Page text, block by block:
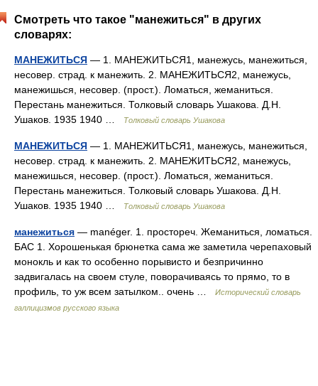
Смотреть что такое "манежиться" в других
словарях:
МАНЕЖИТЬСЯ — 1. МАНЕЖИТЬСЯ1, манежусь, манежиться,
несовер. страд. к манежить. 2. МАНЕЖИТЬСЯ2, манежусь,
манежишься, несовер. (прост.). Ломаться, жеманиться.
Перестань манежиться. Толковый словарь Ушакова. Д.Н.
Ушаков. 1935 1940 …
Толковый словарь Ушакова
МАНЕЖИТЬСЯ — 1. МАНЕЖИТЬСЯ1, манежусь, манежиться,
несовер. страд. к манежить. 2. МАНЕЖИТЬСЯ2, манежусь,
манежишься, несовер. (прост.). Ломаться, жеманиться.
Перестань манежиться. Толковый словарь Ушакова. Д.Н.
Ушаков. 1935 1940 …
Толковый словарь Ушакова
манежиться — manéger. 1. простореч. Жеманиться, ломаться.
БАС 1. Хорошенькая брюнетка сама же заметила черепаховый
монокль и как то особенно порывисто и безпричинно
задвигалась на своем стуле, поворачиваясь то прямо, то в
профиль, то уж всем затылком.. очень …
Исторический словарь
галлицизмов русского языка